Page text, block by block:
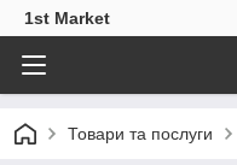
1st Market
Товари та послуги